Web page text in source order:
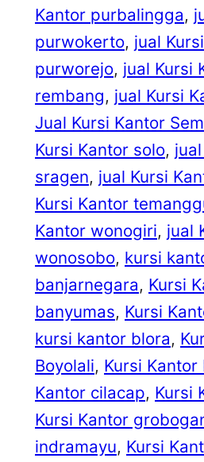
Kantor purbalingga,
purwokerto, jual
purworejo, jual Kursi
rembang, jual Kursi
Jual Kursi Kantor
Kursi Kantor solo,
sragen, jual Kursi
Kursi Kantor
Kantor wonogiri, jual
wonosobo, kursi
banjarnegara, Kursi
banyumas, Kursi
kursi kantor blora,
Boyolali, Kursi Kantor
Kantor cilacap, Kursi
Kursi Kantor
indramayu, Kursi